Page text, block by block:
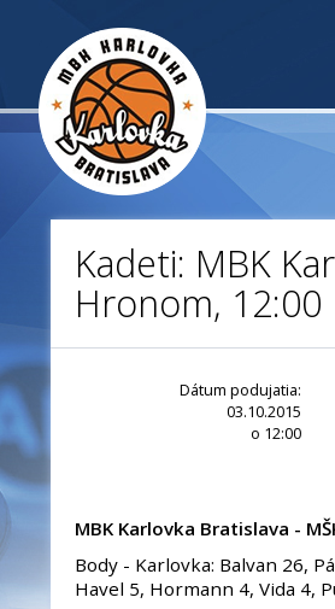
Kadeti: MBK
Hronom, 12:00
Dátum podujatia:
03.10.2015
o 12:00
MBK Karlovka Bratislava -
Body - Karlovka: Balvan 26,
Havel 5, Hormann 4, Vida 4,